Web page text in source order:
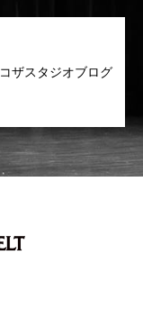
コザスタジオブログ